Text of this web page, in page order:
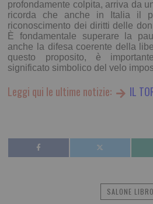
profondamente colpita, arriva da
ricorda che anche in Italia il
riconoscimento dei diritti delle
È fondamentale superare la
anche la difesa coerente della
questo proposito, è
significato simbolico del velo
Leggi qui le ultime notizie: IL
SALONE LIBRO